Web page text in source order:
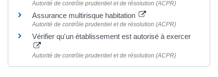
Autorité de contrôle prudentiel et de résolution (ACPR)
Assurance multirisque habitation
Autorité de contrôle prudentiel et de résolution (ACPR)
Vérifier qu'un établissement est autorisé à exercer
Autorité de contrôle prudentiel et de résolution (ACPR)